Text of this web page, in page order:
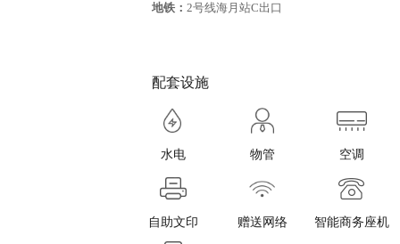
地铁： 2号线海月站C出口
配套设施
水电 物管 空调
自助文印 赠送网络 智能商务座机